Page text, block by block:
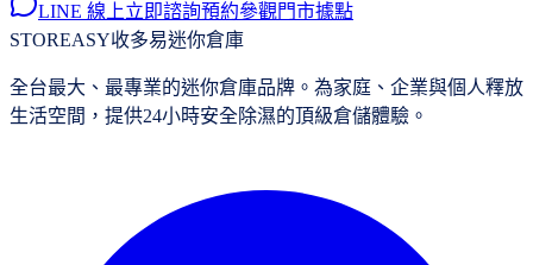
LINE 線上立即諮詢預約參觀門市據點
STOREASY收多易迷你倉庫
全台最大、最專業的迷你倉庫品牌。為家庭、企業與個人釋放
生活空間，提供24小時安全除濕的頂級倉儲體驗。